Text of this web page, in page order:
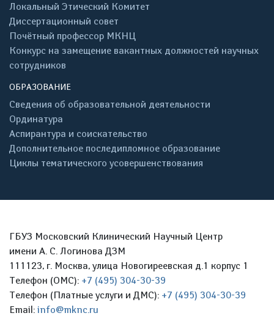
Локальный Этический Комитет
Диссертационный совет
Почётный профессор МКНЦ
Конкурс на замещение вакантных должностей научных
сотрудников
ОБРАЗОВАНИЕ
Сведения об образовательной деятельности
Ординатура
Аспирантура и соискательство
Дополнительное последипломное образование
Циклы тематического усовершенствования
ГБУЗ Московский Клинический Научный Центр
имени А. С. Логинова ДЗМ
111123, г. Москва, улица Новогиреевская д.1 корпус 1
Телефон (ОМС): +7 (495) 304-30-39
Телефон (Платные услуги и ДМС): +7 (495) 304-30-39
Email: info@mknc.ru